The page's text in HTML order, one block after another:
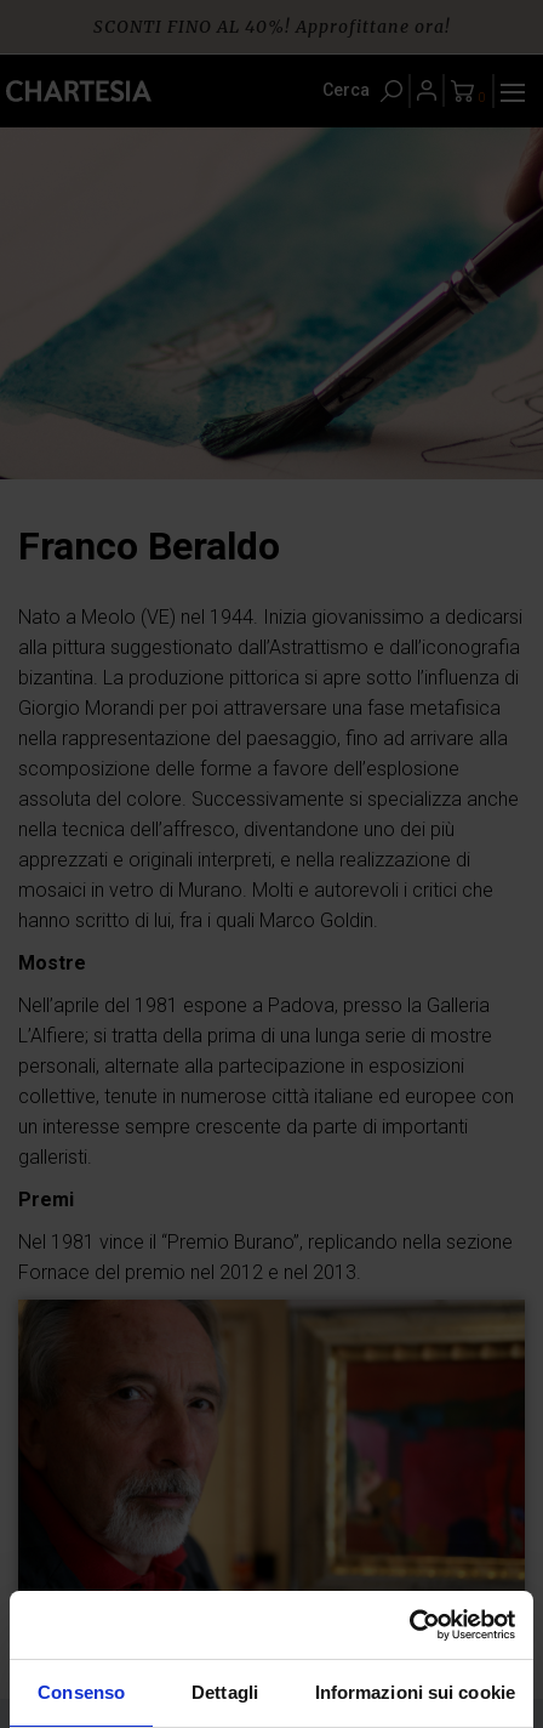
Consenso Dettagli Informazioni sui cookie
content
SCONTI FINO AL 40%! Approfittane ora!
Spedizione gratuita per ordini da € 60
Cerca 0
Franco Beraldo
Nato a Meolo (VE) nel 1944. Inizia giovanissimo a dedicarsi
alla pittura suggestionato dall’Astrattismo e dall’iconografia
bizantina. La produzione pittorica si apre sotto l’influenza di
Giorgio Morandi per poi attraversare una fase metafisica
nella rappresentazione del paesaggio, fino ad arrivare alla
scomposizione delle forme a favore dell’esplosione
assoluta del colore. Successivamente si specializza anche
nella tecnica dell’affresco, diventandone uno dei più
apprezzati e originali interpreti, e nella realizzazione di
mosaici in vetro di Murano. Molti e autorevoli i critici che
hanno scritto di lui, fra i quali Marco Goldin.
Mostre
Nell’aprile del 1981 espone a Padova, presso la Galleria
L’Alfiere; si tratta della prima di una lunga serie di mostre
personali, alternate alla partecipazione in esposizioni
collettive, tenute in numerose città italiane ed europee con
un interesse sempre crescente da parte di importanti
galleristi.
Premi
Nel 1981 vince il “Premio Burano”, replicando nella sezione
Fornace del premio nel 2012 e nel 2013.